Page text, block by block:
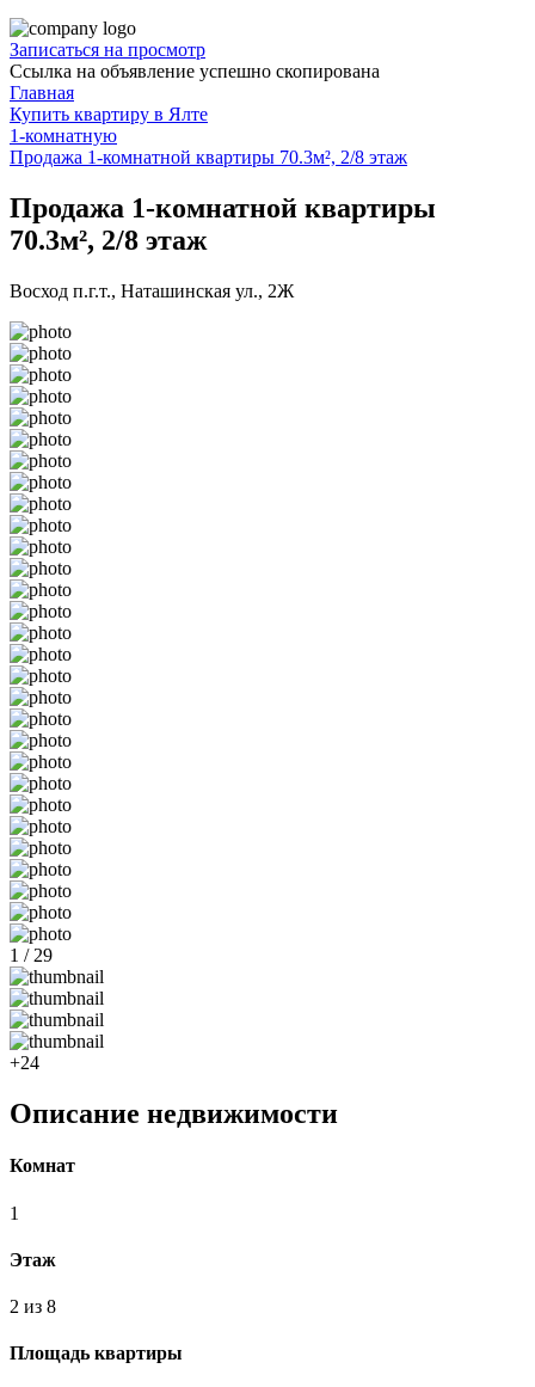
Записаться на просмотр
Ссылка на объявление успешно скопирована
Главная
Купить квартиру в Ялте
1-комнатную
Продажа 1-комнатной квартиры 70.3м², 2/8 этаж
Продажа 1-комнатной квартиры
70.3м², 2/8 этаж
Восход п.г.т., Наташинская ул., 2Ж
1 / 29
+24
Описание недвижимости
Комнат
1
Этаж
2 из 8
Площадь квартиры